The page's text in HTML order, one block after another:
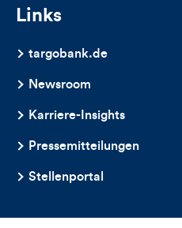
Links
targobank.de
Newsroom
Karriere-Insights
Pressemitteilungen
Stellenportal